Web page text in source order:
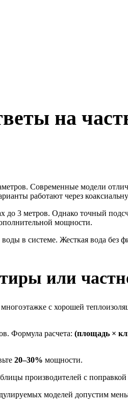
на
Современные модели
работают через
до 3 метров. Однако точный
мощности.
в системе. Жесткая вода без
или
с хорошей
Формула расчета: (площадь ×
20–30% мощности.
производителей с поправкой
моделей допустим